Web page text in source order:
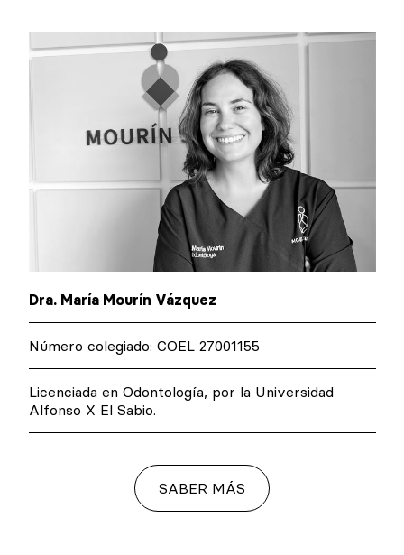
Dra. María Mourín Vázquez
Número colegiado: COEL 27001155
Licenciada en Odontología, por la Universidad
Alfonso X El Sabio.
SABER MÁS